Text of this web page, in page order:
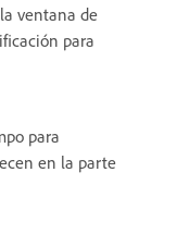
ventana de
para
para
en la parte